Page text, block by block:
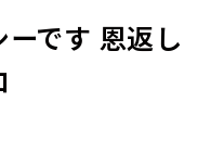
です 恩返し
に曖昧でも構い
+298円 ］
補強
円 ］
す。ポンジと比
す。タペストリー